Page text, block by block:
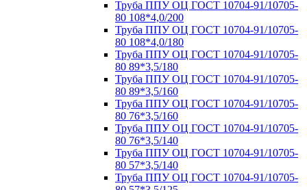
Труба ППУ ОЦ ГОСТ 10704-91/10705-
80 108*4,0/200
Труба ППУ ОЦ ГОСТ 10704-91/10705-
80 108*4,0/180
Труба ППУ ОЦ ГОСТ 10704-91/10705-
80 89*3,5/180
Труба ППУ ОЦ ГОСТ 10704-91/10705-
80 89*3,5/160
Труба ППУ ОЦ ГОСТ 10704-91/10705-
80 76*3,5/160
Труба ППУ ОЦ ГОСТ 10704-91/10705-
80 76*3,5/140
Труба ППУ ОЦ ГОСТ 10704-91/10705-
80 57*3,5/140
Труба ППУ ОЦ ГОСТ 10704-91/10705-